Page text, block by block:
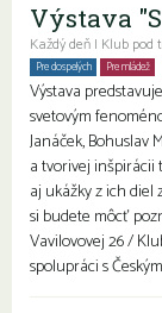
Výstava
Každý deň | Klub
Pre dospelých Pre mládež
Výstava
svetovým
Janáček, Bohuslav
a tvorivej inšpirácii
aj ukážky z ich
si budete môcť
Vavilovovej 26 /
spolupráci s